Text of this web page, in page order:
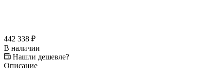
442 338 ₽
В наличии
Нашли дешевле?
Описание